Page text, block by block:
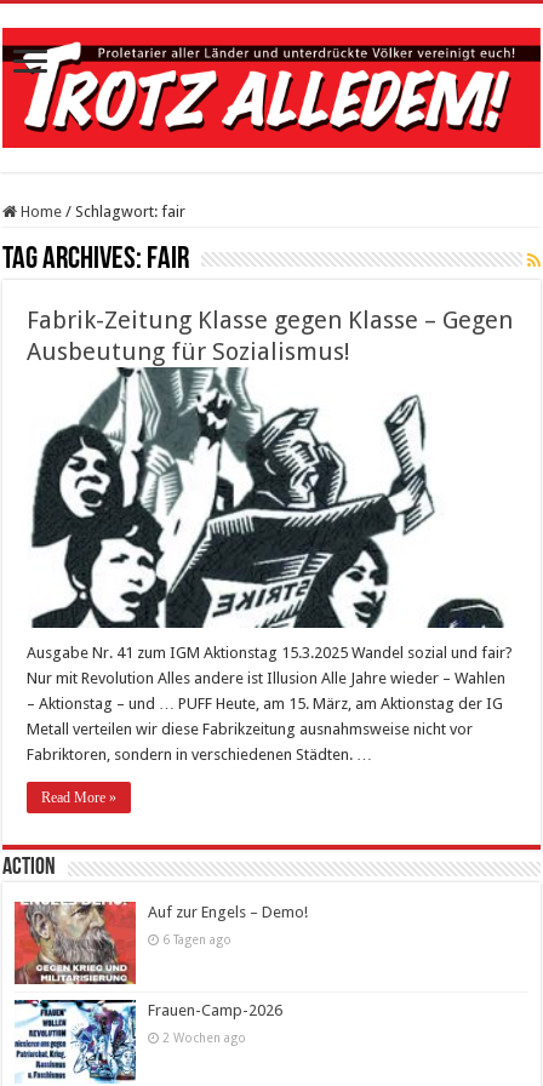
Home / Schlagwort:fair
Tag Archives: fair
Fabrik-Zeitung Klasse gegen Klasse – Gegen
Ausbeutung für Sozialismus!
Ausgabe Nr. 41 zum IGM Aktionstag 15.3.2025 Wandel sozial und fair?
Nur mit Revolution Alles andere ist Illusion Alle Jahre wieder – Wahlen
– Aktionstag – und … PUFF Heute, am 15. März, am Aktionstag der IG
Metall verteilen wir diese Fabrikzeitung ausnahmsweise nicht vor
Fabriktoren, sondern in verschiedenen Städten. …
Read More »
Action
Auf zur Engels – Demo!
6 Tagen ago
Frauen-Camp-2026
2 Wochen ago